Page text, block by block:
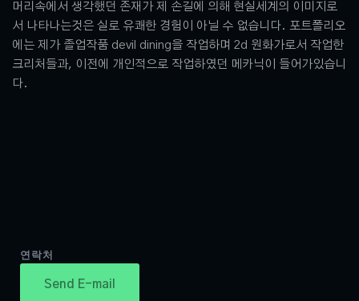
머리속에서 생각했던 존재가 제 손길에 의해 현실세계의 이미지로
서 나타나는것은 실로 유쾌한 경험이 아닐 수 없습니다. 포트폴리오
에는 제가 졸업작품 devil dining을 작업하며 2d 원화가로서 작업한
크리처들과, 이전에 개인적으로 작업하였던 메카닉이 들어가있습니
다.
연락처
Send E-mail